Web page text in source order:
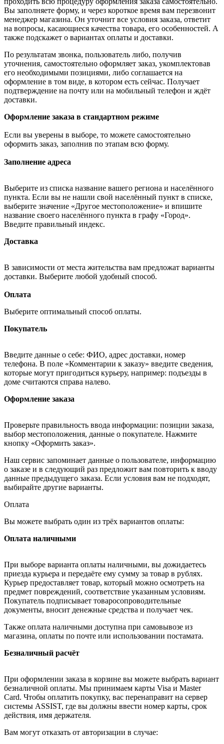
Вы заполняете форму, и через короткое время вам перезвонит
менеджер магазина. Он уточнит все условия заказа, ответит
на вопросы, касающиеся качества товара, его особенностей. А
также подскажет о вариантах оплаты и доставки.
По результатам звонка, пользователь либо, получив
уточнения, самостоятельно оформляет заказ, укомплектовав
его необходимыми позициями, либо соглашается на
оформление в том виде, в котором есть сейчас. Получает
подтверждение на почту или на мобильный телефон и ждёт
доставки.
Оформление заказа в стандартном режиме
Если вы уверены в выборе, то можете самостоятельно
оформить заказ, заполнив по этапам всю форму.
Заполнение адреса
Выберите из списка название вашего региона и населённого
пункта. Если вы не нашли свой населённый пункт в списке,
выберите значение «Другое местоположение» и впишите
название своего населённого пункта в графу «Город».
Введите правильный индекс.
Доставка
В зависимости от места жительства вам предложат варианты
доставки. Выберите любой удобный способ.
Оплата
Выберите оптимальный способ оплаты.
Покупатель
Введите данные о себе: ФИО, адрес доставки, номер
телефона. В поле «Комментарии к заказу» введите сведения,
которые могут пригодиться курьеру, например: подъезды в
доме считаются справа налево.
Оформление заказа
Проверьте правильность ввода информации: позиции заказа,
выбор местоположения, данные о покупателе. Нажмите
кнопку «Оформить заказ».
Наш сервис запоминает данные о пользователе, информацию
о заказе и в следующий раз предложит вам повторить к вводу
данные предыдущего заказа. Если условия вам не подходят,
выбирайте другие варианты.
Оплата
Вы можете выбрать один из трёх вариантов оплаты:
Оплата наличными
При выборе варианта оплаты наличными, вы дожидаетесь
приезда курьера и передаёте ему сумму за товар в рублях.
Курьер предоставляет товар, который можно осмотреть на
предмет повреждений, соответствие указанным условиям.
Покупатель подписывает товаросопроводительные
документы, вносит денежные средства и получает чек.
Также оплата наличными доступна при самовывозе из
магазина, оплаты по почте или использовании постамата.
Безналичный расчёт
При оформлении заказа в корзине вы можете выбрать вариант
безналичной оплаты. Мы принимаем карты Visa и Master
Card. Чтобы оплатить покупку, вас перенаправит на сервер
системы ASSIST, где вы должны ввести номер карты, срок
действия, имя держателя.
Вам могут отказать от авторизации в случае: